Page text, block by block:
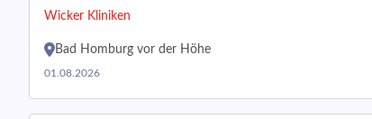
Wicker Kliniken
Bad Homburg vor der Höhe
01.08.2026